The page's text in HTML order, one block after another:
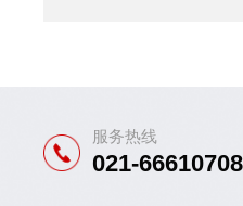
服务热线
021-66610708